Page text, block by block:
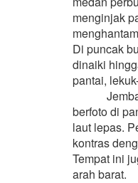
menginjak
Di puncak
dinaiki
pantai,
Jembatan
berfoto di
laut lepas.
kontras
Tempat ini
arah barat.